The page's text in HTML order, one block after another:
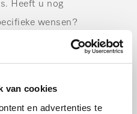
van cookies
en advertenties te
Heeft u nog
wensen?